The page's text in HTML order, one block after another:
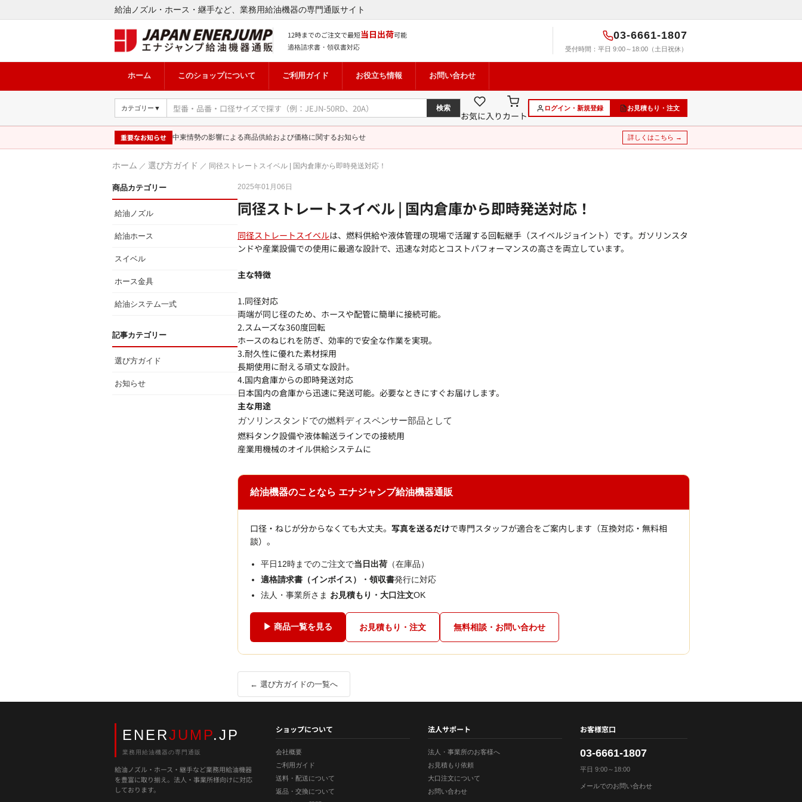
給油ノズル・ホース・継手など、業務用給油機器の専門通販サイト
12時までのご注文で最短当日出荷可能
適格請求書・領収書対応
03-6661-1807
受付時間：平日 9:00～18:00（土日祝休）
ホーム このショップについて ご利用ガイド お役立ち情報 お問い合わせ
カテゴリー▼ 検索
お気に入り カート
ログイン・新規登録 お見積もり・注文
重要なお知らせ 中東情勢の影響による商品供給および価格に関するお知らせ 詳しくはこちら →
ホーム ／ 選び方ガイド ／ 同径ストレートスイベル | 国内倉庫から即時発送対応！
商品カテゴリー
給油ノズル
給油ホース
スイベル
ホース金具
給油システム一式
記事カテゴリー
選び方ガイド
お知らせ
2025年01月06日
同径ストレートスイベル | 国内倉庫から即時発送対応！
同径ストレートスイベルは、燃料供給や液体管理の現場で活躍する回転継手（スイベルジョイント）です。ガソリンスタ
ンドや産業設備での使用に最適な設計で、迅速な対応とコストパフォーマンスの高さを両立しています。
主な特徴
1.同径対応
両端が同じ径のため、ホースや配管に簡単に接続可能。
2.スムーズな360度回転
ホースのねじれを防ぎ、効率的で安全な作業を実現。
3.耐久性に優れた素材採用
長期使用に耐える頑丈な設計。
4.国内倉庫からの即時発送対応
日本国内の倉庫から迅速に発送可能。必要なときにすぐお届けします。
主な用途
ガソリンスタンドでの燃料ディスペンサー部品として
燃料タンク設備や液体輸送ラインでの接続用
産業用機械のオイル供給システムに
給油機器のことなら エナジャンプ給油機器通販
口径・ねじが分からなくても大丈夫。 写真を送るだけで専門スタッフが適合をご案内します（互換対応・無料相
談）。
平日12時までのご注文で当日出荷 （在庫品）
適格請求書（インボイス）・領収書発行に対応
法人・事業所さま お見積もり・大口注文OK
▶ 商品一覧を見る お見積もり・注文 無料相談・お問い合わせ
← 選び方ガイドの一覧へ
ENERJUMP.JP
業務用給油機器の専門通販
給油ノズル・ホース・継手など業務用給油機器
を豊富に取り揃え。法人・事業所様向けに対応
しております。
ショップについて
会社概要
ご利用ガイド
送料・配送について
返品・交換について
法人サポート
法人・事業所のお客様へ
お見積もり依頼
大口注文について
お問い合わせ
お客様窓口
03-6661-1807
平日 9:00～18:00
メールでのお問い合わせ